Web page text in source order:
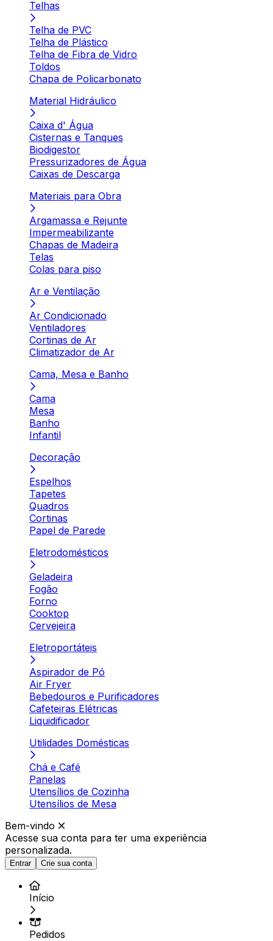
Telhas
Telha de PVC
Telha de Plástico
Telha de Fibra de Vidro
Toldos
Chapa de Policarbonato
Material Hidráulico
Caixa d' Água
Cisternas e Tanques
Biodigestor
Pressurizadores de Água
Caixas de Descarga
Materiais para Obra
Argamassa e Rejunte
Impermeabilizante
Chapas de Madeira
Telas
Colas para piso
Ar e Ventilação
Ar Condicionado
Ventiladores
Cortinas de Ar
Climatizador de Ar
Cama, Mesa e Banho
Cama
Mesa
Banho
Infantil
Decoração
Espelhos
Tapetes
Quadros
Cortinas
Papel de Parede
Eletrodomésticos
Geladeira
Fogão
Forno
Cooktop
Cervejeira
Eletroportáteis
Aspirador de Pó
Air Fryer
Bebedouros e Purificadores
Cafeteiras Elétricas
Liquidificador
Utilidades Domésticas
Chá e Café
Panelas
Utensílios de Cozinha
Utensílios de Mesa
Bem-vindo
Acesse sua conta para ter uma experiência
personalizada.
Entrar Crie sua conta
Início
Pedidos